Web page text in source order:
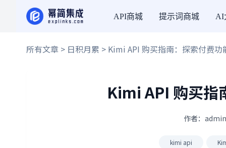
API商城 提示词商城 AI
所有文章 > 日积月累 > Kimi API 购买指南：探索付费功
Kimi API 购买指
作者：
kimi api